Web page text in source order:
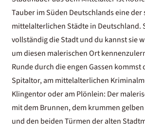
Tauber im Süden Deutschlands eine der
mittelalterlichen Städte in Deutschland.
vollständig die Stadt und du kannst sie
um diesen malerischen Ort
Runde durch die engen Gassen kommst
Spitaltor, am mittelalterlichen
Klingentor oder am Plönlein: Der
mit dem Brunnen, dem krummen
und den beiden Türmen der alten